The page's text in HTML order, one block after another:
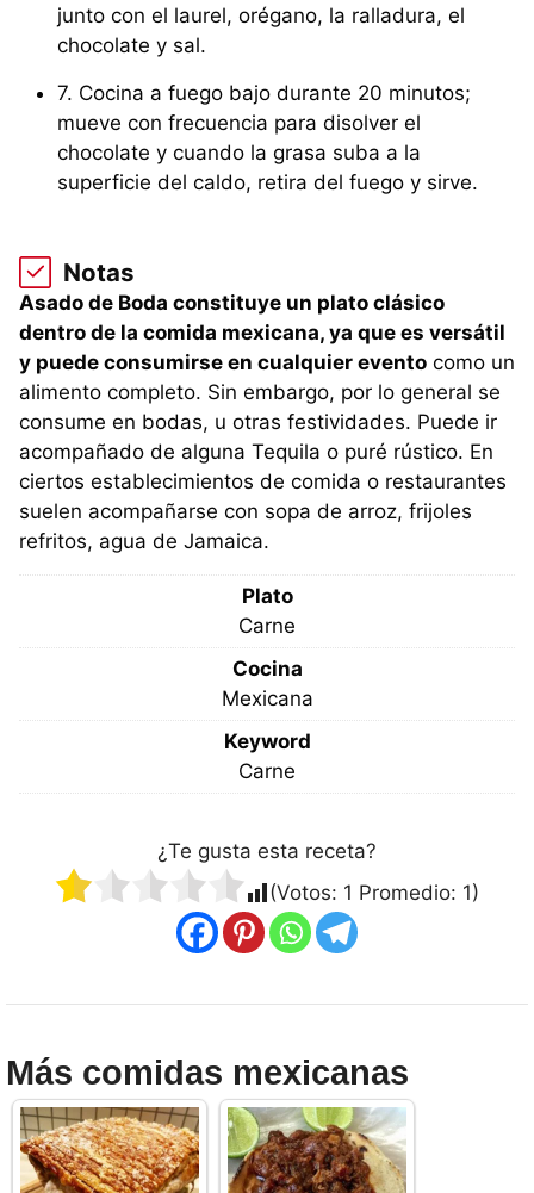
junto con el laurel, orégano, la ralladura, el
chocolate y sal.
7. Cocina a fuego bajo durante 20 minutos;
mueve con frecuencia para disolver el
chocolate y cuando la grasa suba a la
superficie del caldo, retira del fuego y sirve.
Notas
Asado de Boda constituye un plato clásico
dentro de la comida mexicana, ya que es versátil
y puede consumirse en cualquier evento como un
alimento completo. Sin embargo, por lo general se
consume en bodas, u otras festividades. Puede ir
acompañado de alguna Tequila o puré rústico. En
ciertos establecimientos de comida o restaurantes
suelen acompañarse con sopa de arroz, frijoles
refritos, agua de Jamaica.
Plato
Carne
Cocina
Mexicana
Keyword
Carne
¿Te gusta esta receta?
(Votos: 1 Promedio: 1)
Más comidas mexicanas